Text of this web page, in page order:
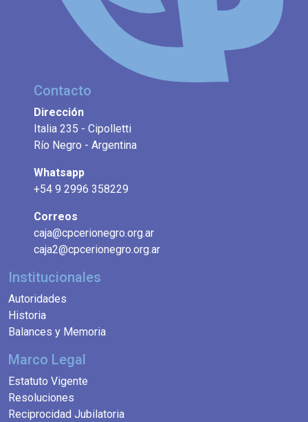
Contacto
Dirección
Italia 235 - Cipolletti
Río Negro - Argentina
Whatsapp
+54 9 2996 358229
Correos
caja@cpcerionegro.org.ar
caja2@cpcerionegro.org.ar
Institucionales
Autoridades
Historia
Balances y Memoria
Marco Legal
Estatuto Vigente
Resoluciones
Reciprocidad Jubilatoria